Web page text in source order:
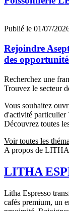
Publié le 01/07/
Rejoindre
des
Recherchez une
Trouvez le secteur
Vous souhaitez
d'activité particulier
Découvrez toutes
Voir toutes les
A propos de
LITHA
Litha Espresso
cafés premium, un